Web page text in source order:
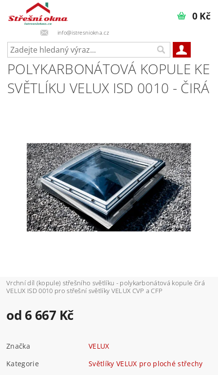
info@istresniokna.cz
0 Kč
POLYKARBONÁTOVÁ KOPULE KE
SVĚTLÍKU VELUX ISD 0010 - ČIRÁ
Vrchní díl (kopule) střešního světlíku - polykarbonátová kopule čirá
VELUX ISD 0010 pro střešní světlíky VELUX CVP a CFP
od 6 667 Kč
Značka
VELUX
Kategorie
Světlíky VELUX pro ploché střechy